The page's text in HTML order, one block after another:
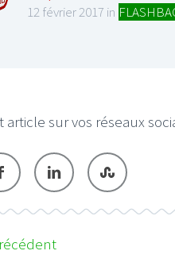
12 février 2017 in
article sur vos réseaux